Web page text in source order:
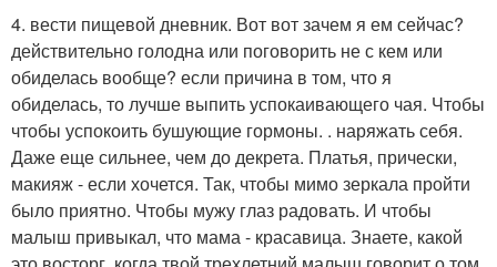
4. вести пищевой дневник. Вот вот зачем я ем сейчас?
действительно голодна или поговорить не с кем или
обиделась вообще? если причина в том, что я
обиделась, то лучше выпить успокаивающего чая. Чтобы
чтобы успокоить бушующие гормоны. . наряжать себя.
Даже еще сильнее, чем до декрета. Платья, прически,
макияж - если хочется. Так, чтобы мимо зеркала пройти
было приятно. Чтобы мужу глаз радовать. И чтобы
малыш привыкал, что мама - красавица. Знаете, какой